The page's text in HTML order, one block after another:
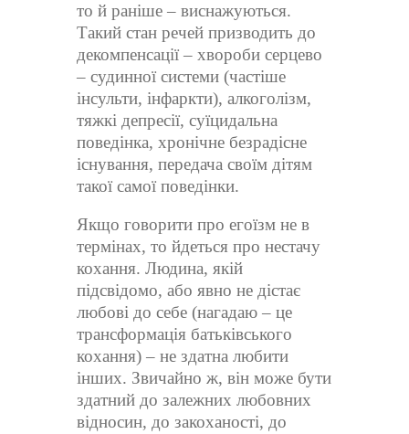
то й раніше – виснажуються.
Такий стан речей призводить до
декомпенсації – хвороби серцево
– судинної системи (частіше
інсульти, інфаркти), алкоголізм,
тяжкі депресії, суїцидальна
поведінка, хронічне безрадісне
існування, передача своїм дітям
такої самої поведінки.
Якщо говорити про егоїзм не в
термінах, то йдеться про нестачу
кохання. Людина, якій
підсвідомо, або явно не дістає
любові до себе (нагадаю – це
трансформація батьківського
кохання) – не здатна любити
інших. Звичайно ж, він може бути
здатний до залежних любовних
відносин, до закоханості, до